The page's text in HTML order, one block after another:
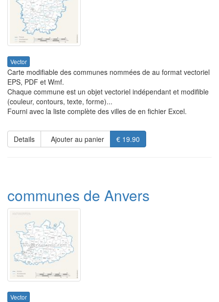
Vector
Carte modifiable des communes nommées de au format vectoriel
EPS, PDF et Wmf.
Chaque commune est un objet vectoriel indépendant et modifible
(couleur, contours, texte, forme)...
Fourni avec la liste complète des villes de en fichier Excel.
Details Ajouter au panier € 19.90
communes de Anvers
Vector